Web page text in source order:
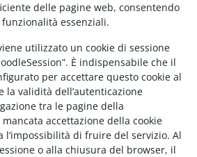
delle pagine web, consentendo
funzionalità essenziali.
utilizzato un cookie di sessione
È indispensabile che il
per accettare questo cookie al
la validità dell’autenticazione
tra le pagine della
accettazione della cookie
l’impossibilità di fruire del servizio. Al
o alla chiusura del browser, il